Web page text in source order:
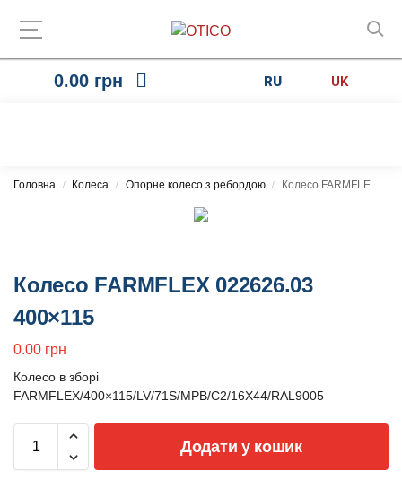
0.00 грн RU UK
Головна / Колеса / Опорне колесо з ребордою / Колесо FARMFLEX 022626.03 400×115
Колесо FARMFLEX 022626.03
400×115
0.00 грн
Колесо в зборі
FARMFLEX/400×115/LV/71S/MPB/C2/16X44/RAL9005
Додати у кошик